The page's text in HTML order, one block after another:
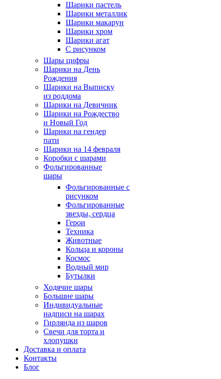
Шарики пастель
Шарики металлик
Шарики макарун
Шарики хром
Шарики агат
С рисунком
Шары цифры
Шарики на День
Рождения
Шарики на Выписку
из роддома
Шарики на Девичник
Шарики на Рождество
и Новый Год
Шарики на гендер
пати
Шарики на 14 февраля
Коробки с шарами
Фольгированные
шары
Фольгированные с
рисунком
Фольгированные
звезды, сердца
Герои
Техника
Животные
Кольца и короны
Космос
Водный мир
Бутылки
Ходячие шары
Большие шары
Индивидуальные
надписи на шарах
Гирлянда из шаров
Свечи для торта и
хлопушки
Доставка и оплата
Контакты
Блог